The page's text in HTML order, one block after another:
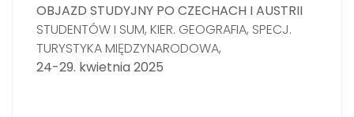
OBJAZD STUDYJNY PO CZECHACH I AUSTRII
STUDENTÓW I SUM, KIER. GEOGRAFIA, SPECJ.
TURYSTYKA MIĘDZYNARODOWA,
24-29. kwietnia 2025